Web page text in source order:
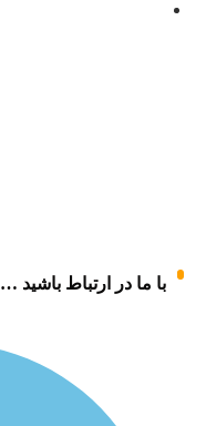
با ما در ارتباط باشید …